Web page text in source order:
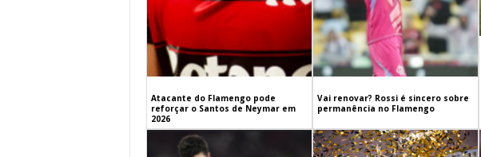
Atacante do Flamengo pode
reforçar o Santos de Neymar em
2026
Vai renovar? Rossi é sincero sobre
permanência no Flamengo